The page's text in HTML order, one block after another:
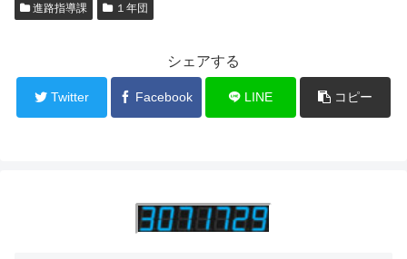
進路指導課 １年団
シェアする
Twitter Facebook LINE コピー